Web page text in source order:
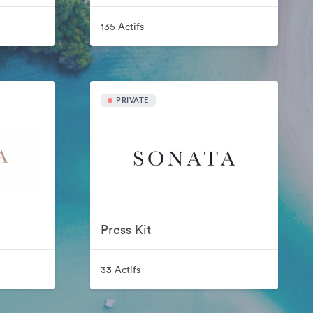
135 Actifs
PRIVATE
Press Kit
33 Actifs